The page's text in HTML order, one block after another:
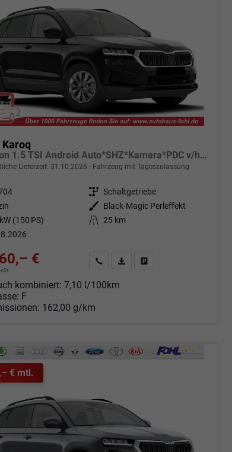
Selection 1.5 TSI Android Auto*SHZ*Kamera*PDC v/h*Klimaauto*SUNSET*LED
Lieferzeit: 31.10.2026 Fahrzeug mit Tageszulassung
Getriebe Schaltgetriebe
Außenfarbe
Black-Magic Perleffekt
(150 PS) Kilometerstand 25 km
€ Angebot anfordern
Fahrzeugexpose (PDF)
Fahrzeug parken
kombiniert: 7,10 l/100km
F
162,00 g/km
€ mtl.